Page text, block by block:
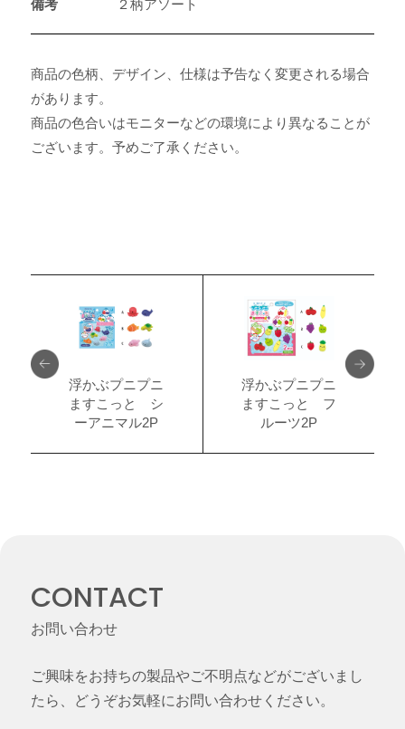
備考 ２柄アソート
商品の色柄、デザイン、仕様は予告なく変更される場合
があります。
商品の色合いはモニターなどの環境により異なることが
ございます。予めご了承ください。
浮かぶプニプニ
ますこっと シ
ーアニマル2P
浮かぶプニプニ
ますこっと フ
ルーツ2P
CONTACT
お問い合わせ
ご興味をお持ちの製品やご不明点などがございまし
たら、どうぞお気軽にお問い合わせください。